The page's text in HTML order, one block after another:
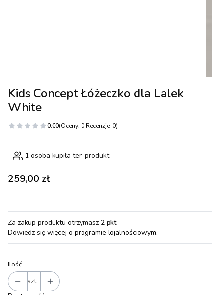
Kids Concept Łóżeczko dla Lalek
White
0.00(Oceny: 0 Recenzje: 0)
1 osoba kupiła ten produkt
Cena
259,00 zł
Za zakup produktu otrzymasz 2 pkt.
Dowiedz się więcej o programie lojalnościowym.
Ilość
szt.